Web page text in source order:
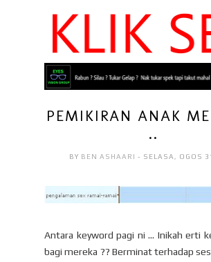
PEMIKIRAN ANAK
..
BY BEN ASHAARI - SELASA, OGOS
Antara keyword pagi ni ... Inikah erti
bagi mereka ?? Berminat terhadap